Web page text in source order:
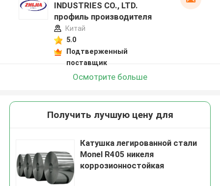
INDUSTRIES CO., LTD.
профиль производителя
Китай
5.0
Подтверженный
поставщик
Осмотрите больше
Получить лучшую цену для
Катушка легированной стали
Monel R405 никеля
коррозионностойкая